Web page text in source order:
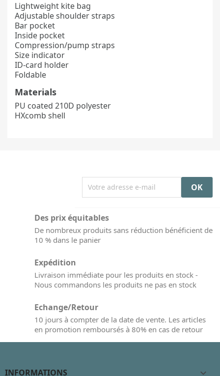
Lightweight kite bag
Adjustable shoulder straps
Bar pocket
Inside pocket
Compression/pump straps
Size indicator
ID-card holder
Foldable
Materials
PU coated 210D polyester
HXcomb shell
Des prix équitables
De nombreux produits sans réduction bénéficient de
10 % dans le panier
Expédition
Livraison immédiate pour les produits en stock -
Nous commandons les produits ne pas en stock
Echange/Retour
10 jours à compter de la date de vente. Les articles
en promotion remboursés à 80% en cas de retour
INFORMATIONS 